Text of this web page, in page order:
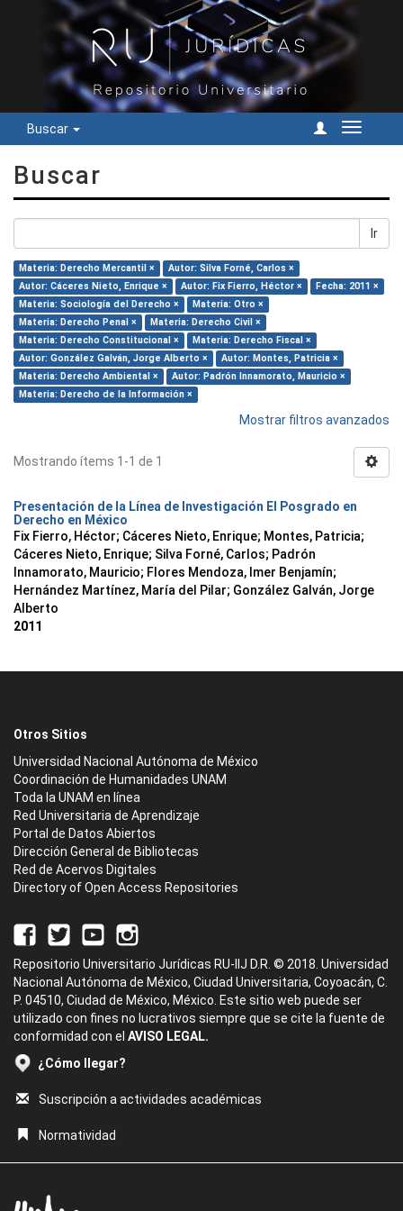
Buscar
Cambiar
Buscar
Ir
Materia: Derecho Mercantil ×
Autor: Silva Forné, Carlos ×
Autor: Cáceres Nieto, Enrique ×
Autor: Fix Fierro, Héctor ×
Fecha: 2011 ×
Materia: Sociología del Derecho ×
Materia: Otro ×
Materia: Derecho Penal ×
Materia: Derecho Civil ×
Materia: Derecho Constitucional ×
Materia: Derecho Fiscal ×
Autor: González Galván, Jorge Alberto ×
Autor: Montes, Patricia ×
Materia: Derecho Ambiental ×
Autor: Padrón Innamorato, Mauricio ×
Materia: Derecho de la Información ×
Mostrar filtros avanzados
Mostrando ítems 1-1 de 1
Presentación de la Línea de Investigación El Posgrado en
Derecho en México
Fix Fierro, Héctor; Cáceres Nieto, Enrique; Montes, Patricia;
Cáceres Nieto, Enrique; Silva Forné, Carlos; Padrón
Innamorato, Mauricio; Flores Mendoza, Imer Benjamín;
Hernández Martínez, María del Pilar; González Galván, Jorge
Alberto
2011
Otros Sitios
Universidad Nacional Autónoma de México
Coordinación de Humanidades UNAM
Toda la UNAM en línea
Red Universitaria de Aprendizaje
Portal de Datos Abiertos
Dirección General de Bibliotecas
Red de Acervos Digitales
Directory of Open Access Repositories
Repositorio Universitario Jurídicas RU-IIJ D.R. © 2018. Universidad
Nacional Autónoma de México, Ciudad Universitaria, Coyoacán, C.
P. 04510, Ciudad de México, México. Este sitio web puede ser
utilizado con fines no lucrativos siempre que se cite la fuente de
conformidad con el AVISO LEGAL.
¿Cómo llegar?
Suscripción a actividades académicas
Normatividad